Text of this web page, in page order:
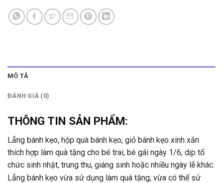
MÔ TẢ
ĐÁNH GIÁ (0)
THÔNG TIN SẢN PHẨM:
Lẵng bánh kẹo, hộp quà bánh kẹo, giỏ bánh kẹo xinh xắn
thích hợp làm quà tặng cho bé trai, bé gái ngày 1/6, dịp tổ
chức sinh nhật, trung thu, giáng sinh hoặc nhiều ngày lễ khác.
Lẵng bánh kẹo vừa sử dụng làm quà tặng, vừa có thể sử